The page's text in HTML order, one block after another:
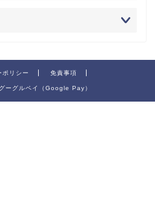
ポリシー 免責事項
グルペイ（Google Pay）